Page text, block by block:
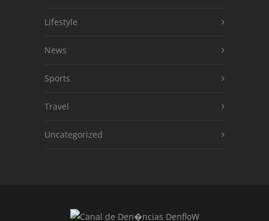
Lifestyle
News
Sports
Travel
Uncategorized